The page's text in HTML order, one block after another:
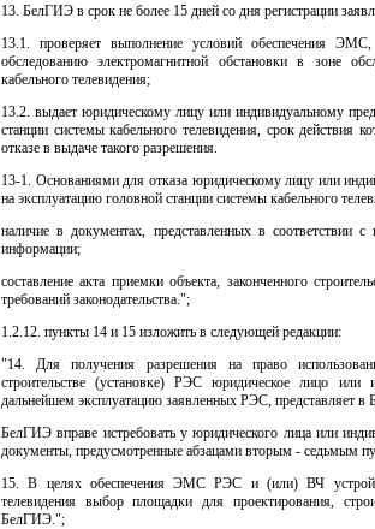
13. БелГИЭ в срок не более 15 дней со дня регистрации
13.1. проверяет выполнение условий обеспечения
обследованию электромагнитной обстановки в зоне
кабельного телевидения;
13.2. выдает юридическому лицу или индивидуальному
станции системы кабельного телевидения, срок действия
отказе в выдаче такого разрешения.
13-1. Основаниями для отказа юридическому лицу или
на эксплуатацию головной станции системы кабельного
наличие в документах, представленных в соответствии
информации;
составление акта приемки объекта, законченного
требований законодательства.";
1.2.12. пункты 14 и 15 изложить в следующей редакции:
"14. Для получения разрешения на право
строительстве (установке) РЭС юридическое лицо или
дальнейшем эксплуатацию заявленных РЭС, представляет
БелГИЭ вправе истребовать у юридического лица или
документы, предусмотренные абзацами вторым - седьмым
15. В целях обеспечения ЭМС РЭС и (или) ВЧ
телевидения выбор площадки для проектирования,
БелГИЭ.";